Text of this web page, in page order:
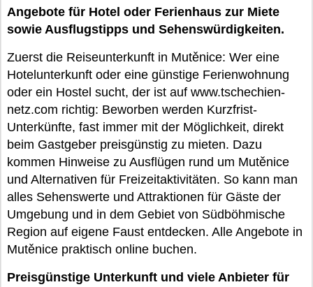
Angebote für Hotel oder Ferienhaus zur Miete
sowie Ausflugstipps und Sehenswürdigkeiten.
Zuerst die Reiseunterkunft in Mutěnice: Wer eine
Hotelunterkunft oder eine günstige Ferienwohnung
oder ein Hostel sucht, der ist auf www.tschechien-
netz.com richtig: Beworben werden Kurzfrist-
Unterkünfte, fast immer mit der Möglichkeit, direkt
beim Gastgeber preisgünstig zu mieten. Dazu
kommen Hinweise zu Ausflügen rund um Mutěnice
und Alternativen für Freizeitaktivitäten. So kann man
alles Sehenswerte und Attraktionen für Gäste der
Umgebung und in dem Gebiet von Südböhmische
Region auf eigene Faust entdecken. Alle Angebote in
Mutěnice praktisch online buchen.
Preisgünstige Unterkunft und viele Anbieter für